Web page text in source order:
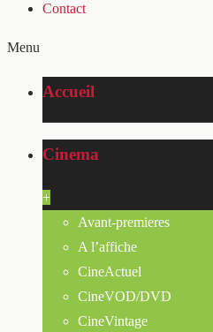
Contact
Menu
Accueil
Cinema
+
Avant-premieres
A l’affiche
CineActuel
CineVOD/DVD
CineVintage